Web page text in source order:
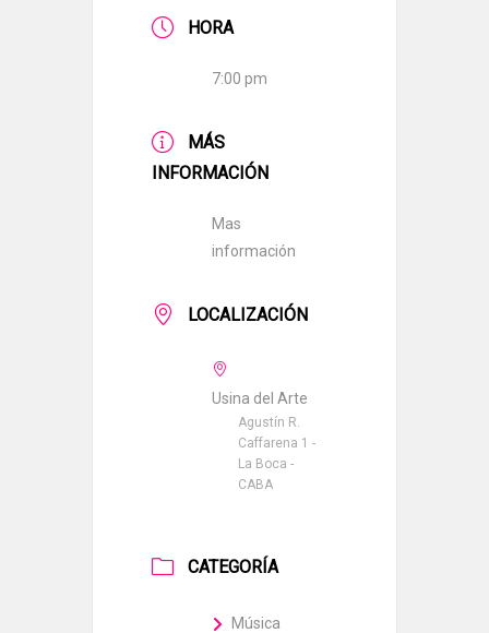
HORA
7:00 pm
MÁS
INFORMACIÓN
Mas
información
LOCALIZACIÓN
Usina del Arte
Agustín R.
Caffarena 1 -
La Boca -
CABA
CATEGORÍA
Música